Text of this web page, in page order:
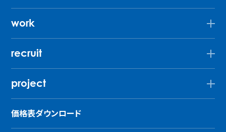
work
recruit
project
価格表ダウンロード